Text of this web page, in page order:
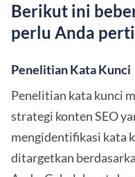
Berikut ini
perlu Anda
Penelitian Kata Kunci
Penelitian kata kunci
strategi konten SEO
mengidentifikasi kata
ditargetkan